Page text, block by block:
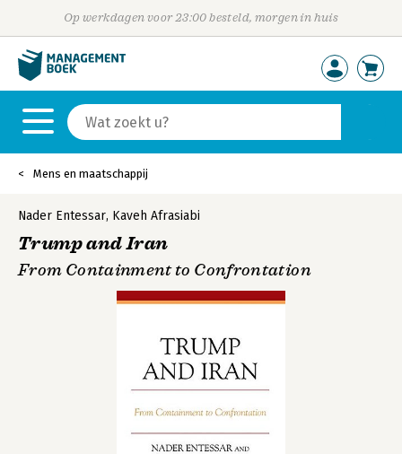
Op werkdagen voor 23:00 besteld, morgen in huis
Mens en maatschappij
Nader Entessar, Kaveh Afrasiabi
Trump and Iran
From Containment to Confrontation